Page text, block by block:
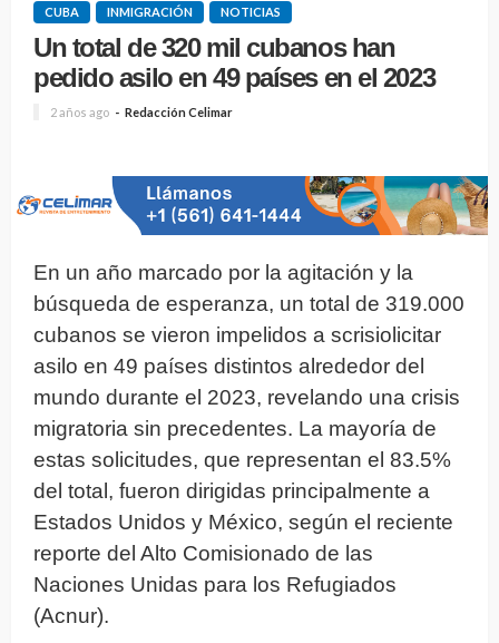
CUBA INMIGRACIÓN NOTICIAS
Un total de 320 mil cubanos han
pedido asilo en 49 países en el 2023
2 años ago Redacción Celimar
En un año marcado por la agitación y la
búsqueda de esperanza, un total de 319.000
cubanos se vieron impelidos a scrisiolicitar
asilo en 49 países distintos alrededor del
mundo durante el 2023, revelando una crisis
migratoria sin precedentes. La mayoría de
estas solicitudes, que representan el 83.5%
del total, fueron dirigidas principalmente a
Estados Unidos y México, según el reciente
reporte del Alto Comisionado de las
Naciones Unidas para los Refugiados
(Acnur).